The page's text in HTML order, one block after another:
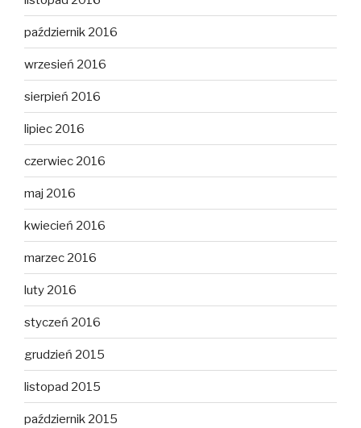
październik 2016
wrzesień 2016
sierpień 2016
lipiec 2016
czerwiec 2016
maj 2016
kwiecień 2016
marzec 2016
luty 2016
styczeń 2016
grudzień 2015
listopad 2015
październik 2015